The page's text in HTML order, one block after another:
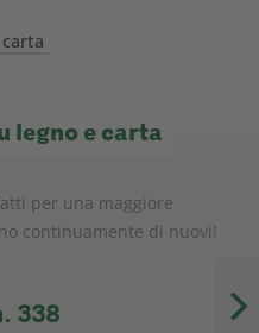
legno e carta
per una maggiore
continuamente di nuovi!
338